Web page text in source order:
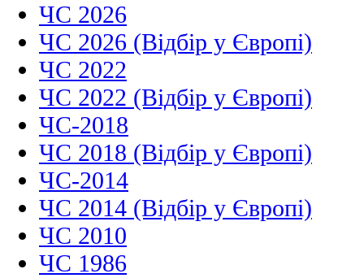
ЧС 2026
ЧС 2026 (Відбір у Європі)
ЧС 2022
ЧС 2022 (Відбір у Європі)
ЧС-2018
ЧС 2018 (Відбір у Європі)
ЧС-2014
ЧС 2014 (Відбір у Європі)
ЧС 2010
ЧС 1986